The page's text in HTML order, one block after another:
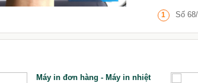
1 Số
Máy in đơn hàng - Máy in nhiệt